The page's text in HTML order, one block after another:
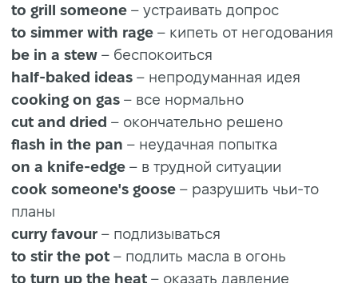
to grill someone – устраивать допрос
to simmer with rage – кипеть от негодования
be in a stew – беспокоиться
half-baked ideas – непродуманная идея
cooking on gas – все нормально
cut and dried – окончательно решено
flash in the pan – неудачная попытка
on a knife-edge – в трудной ситуации
cook someone's goose – разрушить чьи-то
планы
curry favour – подлизываться
to stir the pot – подлить масла в огонь
to turn up the heat – оказать давление